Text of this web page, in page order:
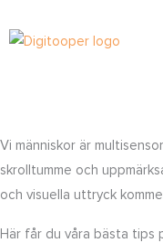
till
Vi människor är
skrolltumme och
och visuella uttryck
Här får du våra bästa tips